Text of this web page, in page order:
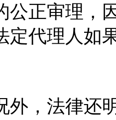
公正审理，
定代理人如
外，法律还